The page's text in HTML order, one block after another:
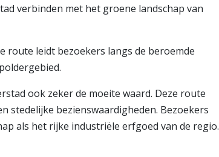
verbinden met het groene landschap van
route leidt bezoekers langs de beroemde
ook zeker de moeite waard. Deze route
stedelijke bezienswaardigheden. Bezoekers
als het rijke industriële erfgoed van de regio.